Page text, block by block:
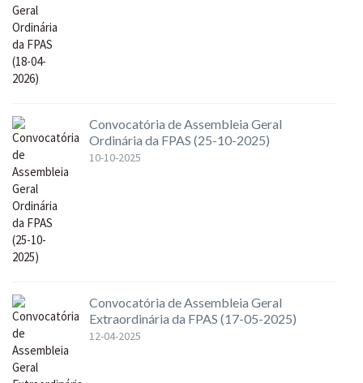
Convocatória de Assembleia Geral
Ordinária da FPAS (25-10-2025)
10-10-2025
Convocatória de Assembleia Geral
Extraordinária da FPAS (17-05-2025)
12-04-2025